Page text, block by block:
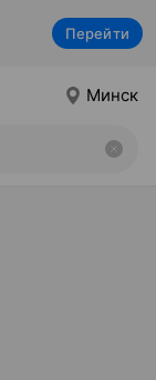
Перейти
Минск